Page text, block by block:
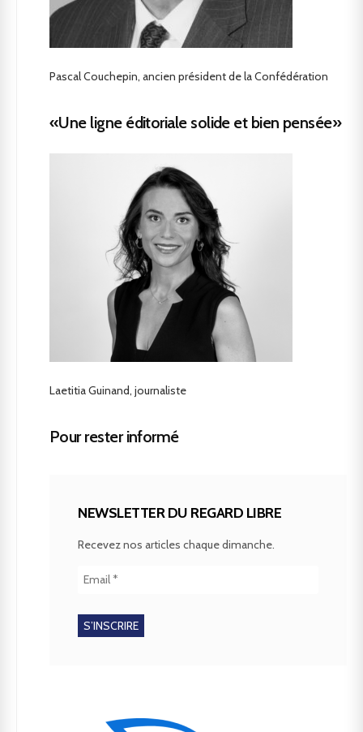
Pascal Couchepin, ancien président de la Confédération
«Une ligne éditoriale solide et bien pensée»
Laetitia Guinand, journaliste
Pour rester informé
NEWSLETTER DU REGARD LIBRE
Recevez nos articles chaque dimanche.